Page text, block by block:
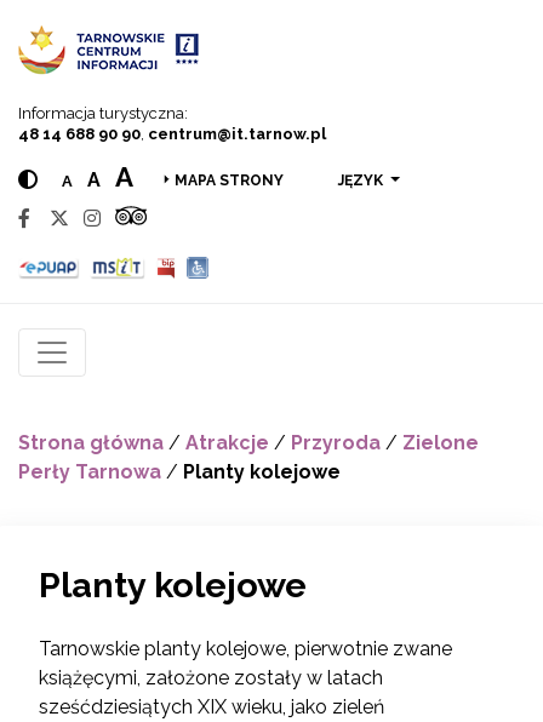
Informacja turystyczna:
48 14 688 90 90 centrum@it.tarnow.pl
A A A MAPA STRONY JĘZYK
Strona główna / Atrakcje / Przyroda / Zielone
Perły Tarnowa / Planty kolejowe
Planty kolejowe
Tarnowskie planty kolejowe, pierwotnie zwane
książęcymi, założone zostały w latach
sześćdziesiątych XIX wieku, jako zieleń